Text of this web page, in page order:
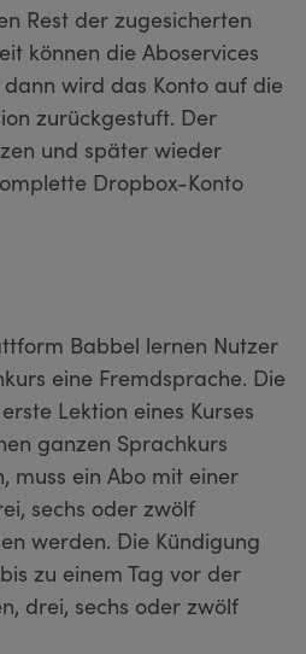
Rest der zugesicherten
können die Aboservices
wird das Konto auf die
zurückgestuft. Der
und später wieder
Dropbox-Konto
Babbel lernen Nutzer
eine Fremdsprache. Die
Lektion eines Kurses
ganzen Sprachkurs
muss ein Abo mit einer
sechs oder zwölf
werden. Die Kündigung
zu einem Tag vor der
drei, sechs oder zwölf